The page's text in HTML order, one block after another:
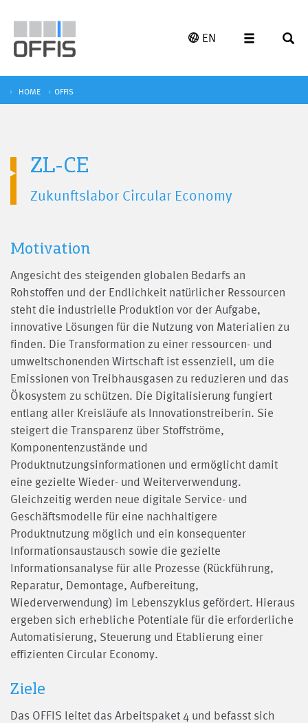
EN
HOME OFFIS
ZL-CE
Zukunftslabor Circular Economy
Motivation
Angesicht des steigenden globalen Bedarfs an
Rohstoffen und der Endlichkeit natürlicher Ressourcen
steht die industrielle Produktion vor der Aufgabe,
innovative Lösungen für die Nutzung von Materialien zu
finden. Die Transformation zu einer ressourcen- und
umweltschonenden Wirtschaft ist essenziell, um die
Emissionen von Treibhausgasen zu reduzieren und das
Ökosystem zu schützen. Die Digitalisierung fungiert
entlang aller Kreisläufe als Innovationstreiberin. Sie
steigert die Transparenz über Stoffströme,
Komponentenzustände und
Produktnutzungsinformationen und ermöglicht damit
eine gezielte Wieder- und Weiterverwendung.
Gleichzeitig werden neue digitale Service- und
Geschäftsmodelle für eine nachhaltigere
Produktnutzung möglich und ein konsequenter
Informationsaustausch sowie die gezielte
Informationsanalyse für alle Prozesse (Rückführung,
Reparatur, Demontage, Aufbereitung,
Wiederverwendung) im Lebenszyklus gefördert. Hieraus
ergeben sich erhebliche Potentiale für die erforderliche
Automatisierung, Steuerung und Etablierung einer
effizienten Circular Economy.
Ziele
Das OFFIS leitet das Arbeitspaket 4 und befasst sich